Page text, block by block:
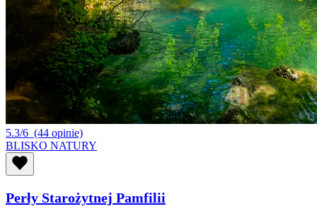
5.3/6 (44 opinie)
BLISKO NATURY
Perły Starożytnej Pamfilii